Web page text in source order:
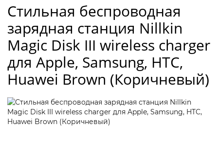
Стильная беспроводная
зарядная станция Nillkin
Magic Disk III wireless charger
для Apple, Samsung, HTC,
Huawei Brown (Коричневый)